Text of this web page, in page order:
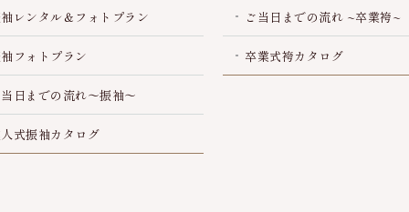
レンタル＆フォトプラン
フォトプラン
日までの流れ～振袖～
式振袖カタログ
ご当日までの流れ ~卒業袴~
卒業式袴カタログ